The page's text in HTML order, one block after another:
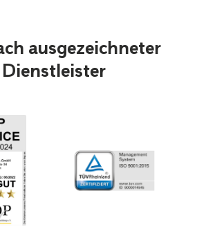
ausgezeichneter
Dienstleister